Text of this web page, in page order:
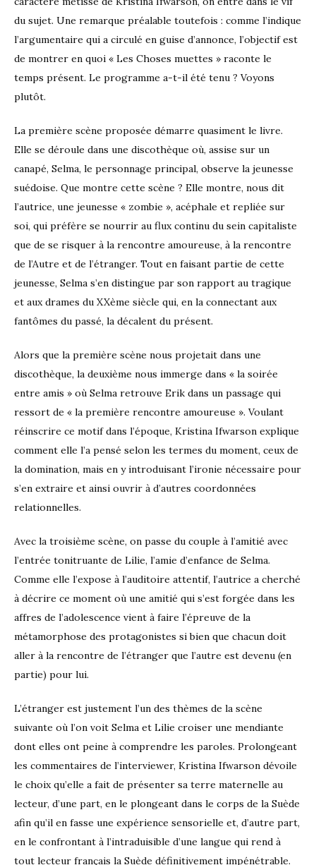
du sujet. Une remarque préalable toutefois : comme l’indique
l’argumentaire qui a circulé en guise d’annonce, l’objectif est
de montrer en quoi « Les Choses muettes » raconte le
temps présent. Le programme a-t-il été tenu ? Voyons
plutôt.
La première scène proposée démarre quasiment le livre.
Elle se déroule dans une discothèque où, assise sur un
canapé, Selma, le personnage principal, observe la jeunesse
suédoise. Que montre cette scène ? Elle montre, nous dit
l’autrice, une jeunesse « zombie », acéphale et repliée sur
soi, qui préfère se nourrir au flux continu du sein capitaliste
que de se risquer à la rencontre amoureuse, à la rencontre
de l’Autre et de l’étranger. Tout en faisant partie de cette
jeunesse, Selma s’en distingue par son rapport au tragique
et aux drames du XXème siècle qui, en la connectant aux
fantômes du passé, la décalent du présent.
Alors que la première scène nous projetait dans une
discothèque, la deuxième nous immerge dans « la soirée
entre amis » où Selma retrouve Erik dans un passage qui
ressort de « la première rencontre amoureuse ». Voulant
réinscrire ce motif dans l’époque, Kristina Ifwarson explique
comment elle l’a pensé selon les termes du moment, ceux de
la domination, mais en y introduisant l’ironie nécessaire pour
s’en extraire et ainsi ouvrir à d’autres coordonnées
relationnelles.
Avec la troisième scène, on passe du couple à l’amitié avec
l’entrée tonitruante de Lilie, l’amie d’enfance de Selma.
Comme elle l’expose à l’auditoire attentif, l’autrice a cherché
à décrire ce moment où une amitié qui s’est forgée dans les
affres de l’adolescence vient à faire l’épreuve de la
métamorphose des protagonistes si bien que chacun doit
aller à la rencontre de l’étranger que l’autre est devenu (en
partie) pour lui.
L’étranger est justement l’un des thèmes de la scène
suivante où l’on voit Selma et Lilie croiser une mendiante
dont elles ont peine à comprendre les paroles. Prolongeant
les commentaires de l’interviewer, Kristina Ifwarson dévoile
le choix qu’elle a fait de présenter sa terre maternelle au
lecteur, d’une part, en le plongeant dans le corps de la Suède
afin qu’il en fasse une expérience sensorielle et, d’autre part,
en le confrontant à l’intraduisible d’une langue qui rend à
tout lecteur français la Suède définitivement impénétrable.